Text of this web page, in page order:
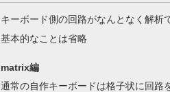
キーボード側の回路がなんとなく解析
基本的なことは省略
matrix編
通常の自作キーボードは格子状に回路